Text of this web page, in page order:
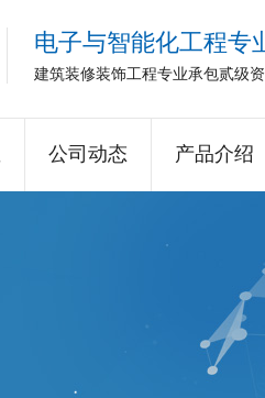
电子与智能化工程专
建筑装修装饰工程专业承包贰级
公司动态 产品介绍